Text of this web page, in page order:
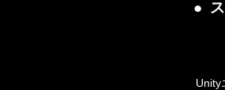
●
Unity